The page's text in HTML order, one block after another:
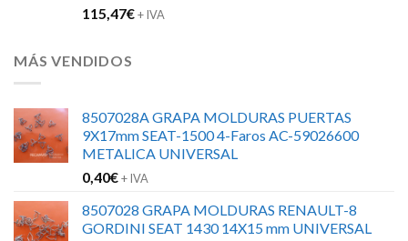
115,47€+ IVA
MÁS VENDIDOS
8507028A GRAPA MOLDURAS PUERTAS
9X17mm SEAT-1500 4-Faros AC-59026600
METALICA UNIVERSAL
0,40€+ IVA
8507028 GRAPA MOLDURAS RENAULT-8
GORDINI SEAT 1430 14X15 mm UNIVERSAL